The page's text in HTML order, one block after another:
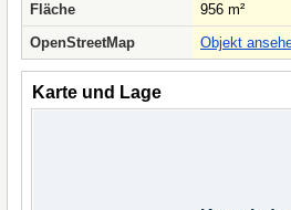
Fläche
956 m²
OpenStreetMap
Objekt
Karte und Lage